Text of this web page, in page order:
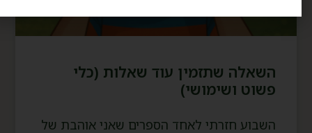
השאלה שתזמין עוד שאלות (כלי
פשוט ושימושי)
השבוע חזרתי לאחד הספרים שאני אוהבת של